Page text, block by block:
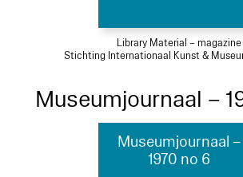
Library Material – magazine
Stichting Internationaal Kunst &
Museumjournaal –
Museumjournaal –
1970 no 6